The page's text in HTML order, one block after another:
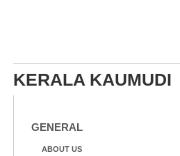
KERALA KAUMUDI
GENERAL
ABOUT US